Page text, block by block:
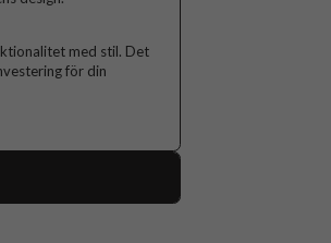
med stil. Det
för din